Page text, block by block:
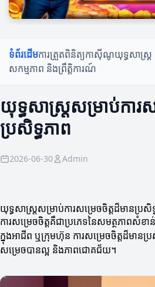
ទំព័រដើមការត្រួតពិនិត្យកាស៊ីណូយុទ្ធសាស្ត្រ
សកម្មភាព និងព្រឹត្តិការណ៍
យុទ្ធសាស្ត្រ​សម្រាប់​ការ
ប្រសិទ្ធភាព
2026-06-30 Admin
យុទ្ធសាស្ត្រ​សម្រាប់​ការសម្រេចចិត្ត​ដ៏មានប្រសិ
ការសម្រេចចិត្តគឺជា​ប្រភេទនៃសមត្ថភាពសំ
ក្នុងអាជីព ឬក្រុមហ៊ុន ការសម្រេចចិត្តដ៏មានប្រ
សម្រេចបានល្អ និងភាពជោគជ័យ។